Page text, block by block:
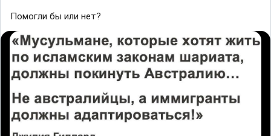
Помогли бы или нет?